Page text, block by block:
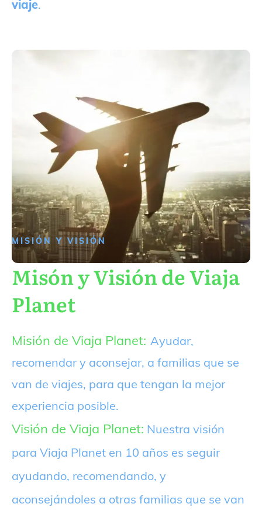
viaje.
MISIÓN Y VISIÓN
Misón y Visión de Viaja
Planet
Misión de Viaja Planet: Ayudar,
recomendar y aconsejar, a familias que se
van de viajes, para que tengan la mejor
experiencia posible.
Visión de Viaja Planet: Nuestra visión
para Viaja Planet en 10 años es seguir
ayudando, recomendando, y
aconsejándoles a otras familias que se van